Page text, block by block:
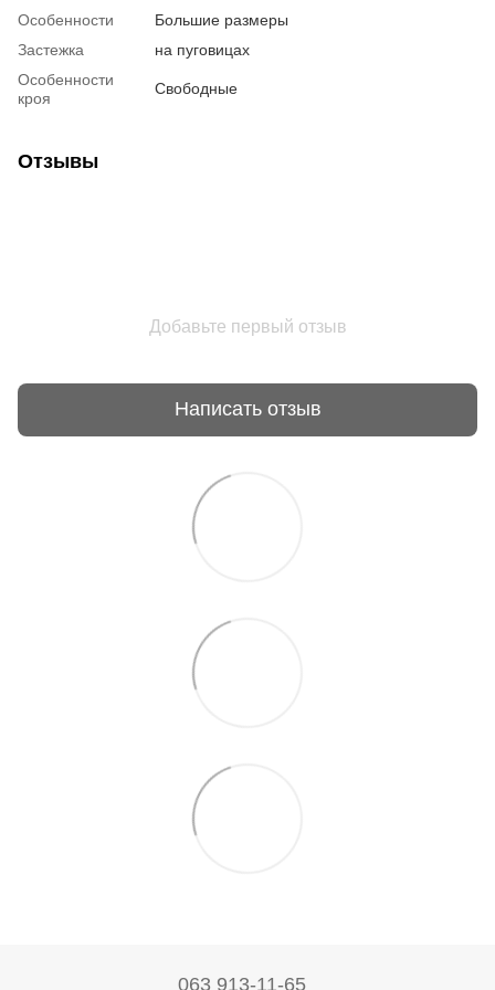
Особенности
Большие размеры
Застежка
на пуговицах
Особенности
кроя
Свободные
Отзывы
Добавьте первый отзыв
Написать отзыв
063 913-11-65